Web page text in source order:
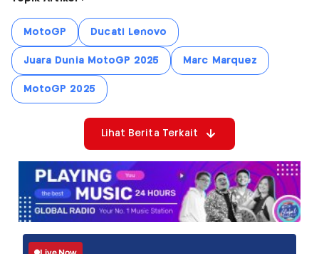
MotoGP Ducati Lenovo
Juara Dunia MotoGP 2025 Marc Marquez
MotoGP 2025
Lihat Berita Terkait